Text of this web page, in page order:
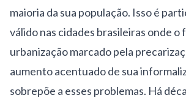
maioria da sua população. Isso é
válido nas cidades brasileiras onde o
urbanização marcado pela
aumento acentuado de sua
sobrepõe a esses problemas. Há